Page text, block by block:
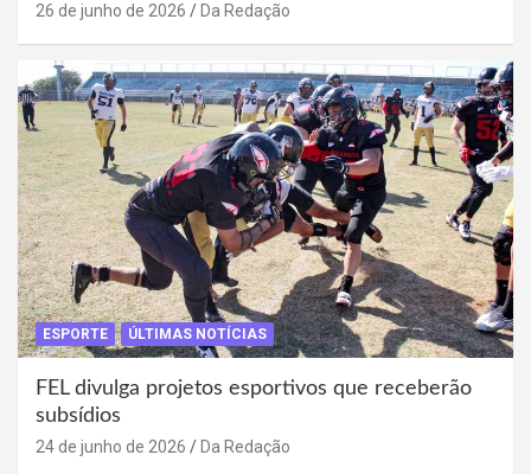
26 de junho de 2026 Da Redação
ESPORTE ÚLTIMAS NOTÍCIAS
FEL divulga projetos esportivos que receberão
subsídios
24 de junho de 2026 Da Redação